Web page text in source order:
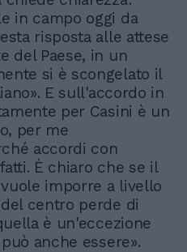
in campo oggi da
risposta alle attese
del Paese, in un
si è scongelato il
E sull'accordo in
per Casini è un
per me
accordi con
È chiaro che se il
imporre a livello
centro perde di
è un'eccezione
anche essere».